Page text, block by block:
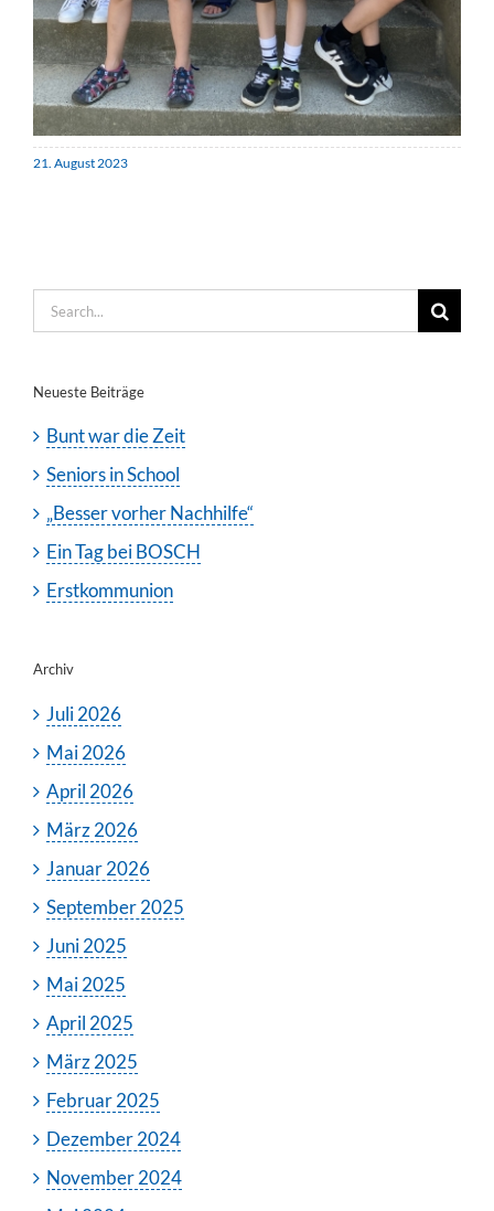
21. August 2023
Search
for:
Neueste Beiträge
Bunt war die Zeit
Seniors in School
„Besser vorher Nachhilfe“
Ein Tag bei BOSCH
Erstkommunion
Archiv
Juli 2026
Mai 2026
April 2026
März 2026
Januar 2026
September 2025
Juni 2025
Mai 2025
April 2025
März 2025
Februar 2025
Dezember 2024
November 2024